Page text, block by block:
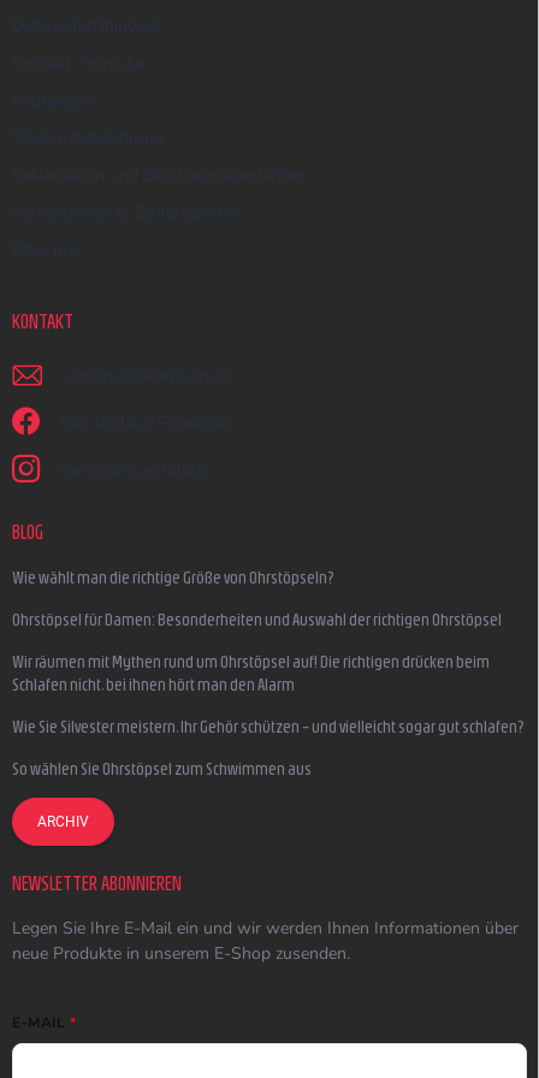
Datenschutzhinweis
Kontakt-Formular
Impressum
Widerrufsbelehrung
Reklamation und Beschwerdeverfahren
Versandarten & Zahlungsarten
Über uns
KONTAKT
schreiben @ earplugs.at
Wir sind auf Facebook!
earmazing_earplugs
BLOG
Wie wählt man die richtige Größe von Ohrstöpseln?
Ohrstöpsel für Damen: Besonderheiten und Auswahl der richtigen Ohrstöpsel
Wir räumen mit Mythen rund um Ohrstöpsel auf! Die richtigen drücken beim
Schlafen nicht, bei ihnen hört man den Alarm
Wie Sie Silvester meistern, Ihr Gehör schützen – und vielleicht sogar gut schlafen?
So wählen Sie Ohrstöpsel zum Schwimmen aus
ARCHIV
NEWSLETTER ABONNIEREN
Legen Sie Ihre E-Mail ein und wir werden Ihnen Informationen über
neue Produkte in unserem E-Shop zusenden.
E-MAIL